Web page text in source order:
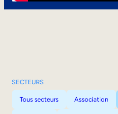
SECTEURS
Tous secteurs Association